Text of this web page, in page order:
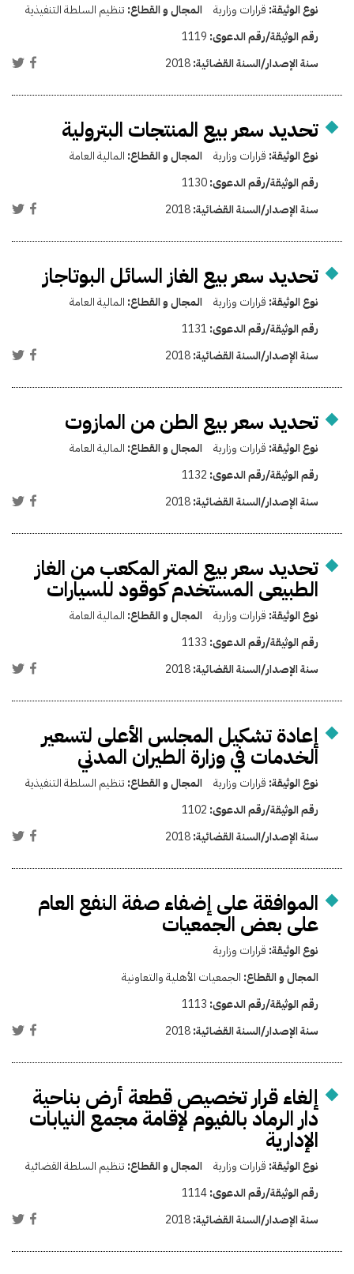
نوع الوثيقة: قرارات وزارية المجال و القطاع: تنظيم السلطة التنفيذية
رقم الوثيقة/رقم الدعوى: 1119
سنة الإصدار/السنة القضائية:2018
تحديد سعر بيع المنتجات البترولية
نوع الوثيقة: قرارات وزارية المجال و القطاع: المالية العامة
رقم الوثيقة/رقم الدعوى:1130
سنة الإصدار/السنة القضائية:2018
تحديد سعر بيع الغاز السائل البوتاجاز
نوع الوثيقة: قرارات وزارية المجال و القطاع: المالية العامة
رقم الوثيقة/رقم الدعوى: 1131
سنة الإصدار/السنة القضائية:2018
تحديد سعر بيع الطن من المازوت
نوع الوثيقة: قرارات وزارية المجال و القطاع: المالية العامة
رقم الوثيقة/رقم الدعوى: 1132
سنة الإصدار/السنة القضائية:2018
تحديد سعر بيع المتر المكعب من الغاز
الطبيعى المستخدم كوقود للسيارات
نوع الوثيقة: قرارات وزارية المجال و القطاع: المالية العامة
رقم الوثيقة/رقم الدعوى: 1133
سنة الإصدار/السنة القضائية:2018
إعادة تشكيل المجلس الأعلى لتسعير
الخدمات في وزارة الطيران المدني
نوع الوثيقة: قرارات وزارية المجال و القطاع: تنظيم السلطة التنفيذية
رقم الوثيقة/رقم الدعوى: 1102
سنة الإصدار/السنة القضائية:2018
الموافقة على إضفاء صفة النفع العام
على بعض الجمعيات
نوع الوثيقة: قرارات وزارية
المجال و القطاع: الجمعيات الأهلية والتعاونية
رقم الوثيقة/رقم الدعوى: 1113
سنة الإصدار/السنة القضائية:2018
إلغاء قرار تخصيص قطعة أرض بناحية
دار الرماد بالفيوم لإقامة مجمع النيابات
الإدارية
نوع الوثيقة: قرارات وزارية المجال و القطاع: تنظيم السلطة القضائية
رقم الوثيقة/رقم الدعوى:1114
سنة الإصدار/السنة القضائية:2018